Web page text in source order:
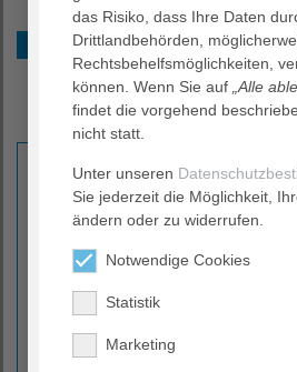
Klinische
Kooperationen
Pneumologische Sprechstunde
Termine nach Vereinbarung
T (04261) 77-62 35
Thoraxonkologische Sprechstunde
das Risiko, dass Ihre Daten
Drittlandbehörden,
Rechtsbehelfsmöglichkeiten,
können. Wenn Sie auf „Alle
findet die vorgehend
nicht statt.
Unter unseren
Sie jederzeit die Möglichkeit,
ändern oder zu widerrufen.
Notwendige Cookies
Statistik
Marketing